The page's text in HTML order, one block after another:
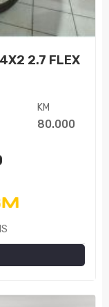
2.7 FLEX
KM
80.000